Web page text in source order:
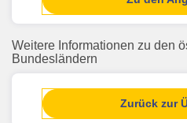
Weitere Informationen zu den
Bundesländern
Zurück zur